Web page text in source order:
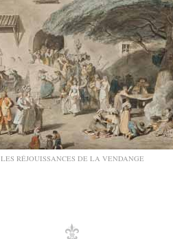
LES RÉJOUISSANCES DE LA VENDANGE